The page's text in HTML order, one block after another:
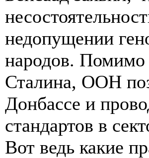
недопущении
народов. Помимо
Сталина, ООН
Донбассе и
стандартов в
Вот ведь какие